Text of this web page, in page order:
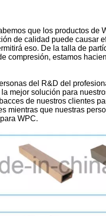
que los productos de
de calidad puede causar
eso. De la talla de
compresión, estamos
del R&D del
mejor solución para
de nuestros clientes
mientras que nuestras
WPC.